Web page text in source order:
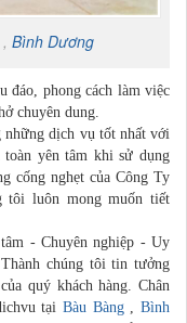
Bình Dương
đáo, phong cách làm việc
chuyên dung.
những dịch vụ tốt nhất với
toàn yên tâm khi sử dụng
cống nghẹt của Công Ty
tôi luôn mong muốn tiết
- Chuyên nghiệp - Uy
chúng tôi tin tưởng
quý khách hàng. Chân
tạiBàu Bàng,Bình